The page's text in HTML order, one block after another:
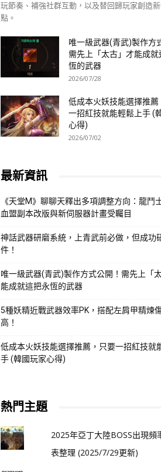
玩節奏、補強社群互動，以及替回歸玩家創造
點。
唯一級武器(青武)製作方
需先上「太古」才能成就
恆的武器
2026/07/28
低成本火妖技能選擇推薦
一招紅技就能輕鬆上手 (
心得)
2026/07/02
最新資訊
《天堂M》聊聊天釋出多項調整方向：龍鬥
血盟副本改版與新伺服器計畫受矚目
神話武器研磨系統，上青武前必做，但成功
件！
唯一級武器(青武)製作方式公開！需先上「
能成就這把永恆的武器
5種妖精近戰武器效率PK，搭配左肩甲精煉
高！
低成本火妖技能選擇推薦，只要一招紅技就
手 (韓國玩家心得)
熱門主題
2025年亞丁大陸BOSS出現頻
表整理 (2025/7/29更新)